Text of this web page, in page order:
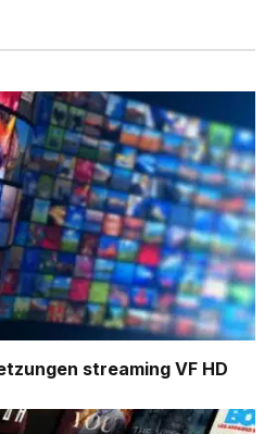
streaming VF HD